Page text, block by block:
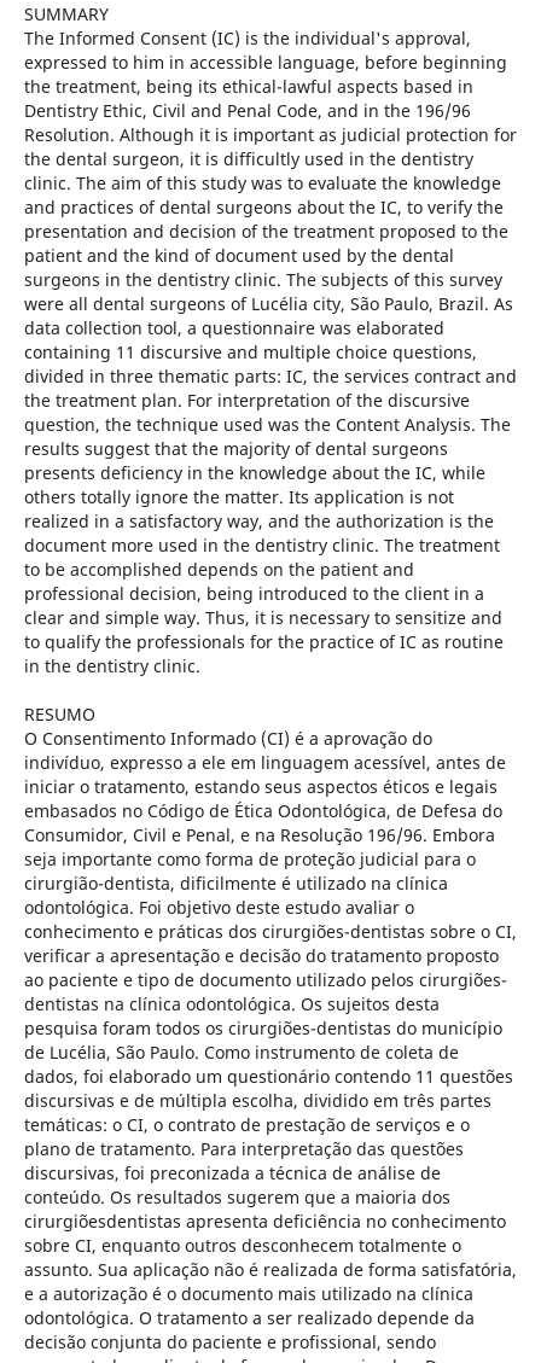
SUMMARY
The Informed Consent (IC) is the individual's approval,
expressed to him in accessible language, before beginning
the treatment, being its ethical-lawful aspects based in
Dentistry Ethic, Civil and Penal Code, and in the 196/96
Resolution. Although it is important as judicial protection for
the dental surgeon, it is difficultly used in the dentistry
clinic. The aim of this study was to evaluate the knowledge
and practices of dental surgeons about the IC, to verify the
presentation and decision of the treatment proposed to the
patient and the kind of document used by the dental
surgeons in the dentistry clinic. The subjects of this survey
were all dental surgeons of Lucélia city, São Paulo, Brazil. As
data collection tool, a questionnaire was elaborated
containing 11 discursive and multiple choice questions,
divided in three thematic parts: IC, the services contract and
the treatment plan. For interpretation of the discursive
question, the technique used was the Content Analysis. The
results suggest that the majority of dental surgeons
presents deficiency in the knowledge about the IC, while
others totally ignore the matter. Its application is not
realized in a satisfactory way, and the authorization is the
document more used in the dentistry clinic. The treatment
to be accomplished depends on the patient and
professional decision, being introduced to the client in a
clear and simple way. Thus, it is necessary to sensitize and
to qualify the professionals for the practice of IC as routine
in the dentistry clinic.
RESUMO
O Consentimento Informado (CI) é a aprovação do
indivíduo, expresso a ele em linguagem acessível, antes de
iniciar o tratamento, estando seus aspectos éticos e legais
embasados no Código de Ética Odontológica, de Defesa do
Consumidor, Civil e Penal, e na Resolução 196/96. Embora
seja importante como forma de proteção judicial para o
cirurgião-dentista, dificilmente é utilizado na clínica
odontológica. Foi objetivo deste estudo avaliar o
conhecimento e práticas dos cirurgiões-dentistas sobre o CI,
verificar a apresentação e decisão do tratamento proposto
ao paciente e tipo de documento utilizado pelos cirurgiões-
dentistas na clínica odontológica. Os sujeitos desta
pesquisa foram todos os cirurgiões-dentistas do município
de Lucélia, São Paulo. Como instrumento de coleta de
dados, foi elaborado um questionário contendo 11 questões
discursivas e de múltipla escolha, dividido em três partes
temáticas: o CI, o contrato de prestação de serviços e o
plano de tratamento. Para interpretação das questões
discursivas, foi preconizada a técnica de análise de
conteúdo. Os resultados sugerem que a maioria dos
cirurgiõesdentistas apresenta deficiência no conhecimento
sobre CI, enquanto outros desconhecem totalmente o
assunto. Sua aplicação não é realizada de forma satisfatória,
e a autorização é o documento mais utilizado na clínica
odontológica. O tratamento a ser realizado depende da
decisão conjunta do paciente e profissional, sendo